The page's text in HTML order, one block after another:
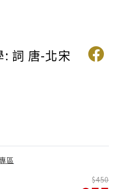
: 詞 唐-北宋
區
450